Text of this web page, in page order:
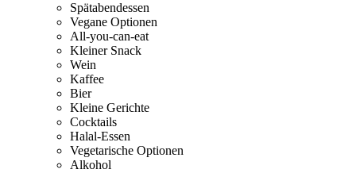
Spätabendessen
Vegane Optionen
All-you-can-eat
Kleiner Snack
Wein
Kaffee
Bier
Kleine Gerichte
Cocktails
Halal-Essen
Vegetarische Optionen
Alkohol